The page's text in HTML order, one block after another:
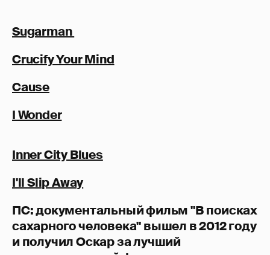
Sugarman
Crucify Your Mind
Cause
I Wonder
Inner City Blues
I'll Slip Away
ПС: документальный фильм "В поисках
сахарного человека" вышел в 2012 году
и получил Оскар за лучший